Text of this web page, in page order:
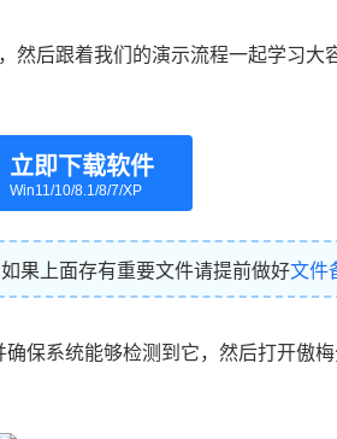
然后跟着我们的演示流程一起学习大
立即下载软件
Win11/10/8.1/8/7/XP
果上面存有重要文件请提前做好文件
保系统能够检测到它，然后打开傲